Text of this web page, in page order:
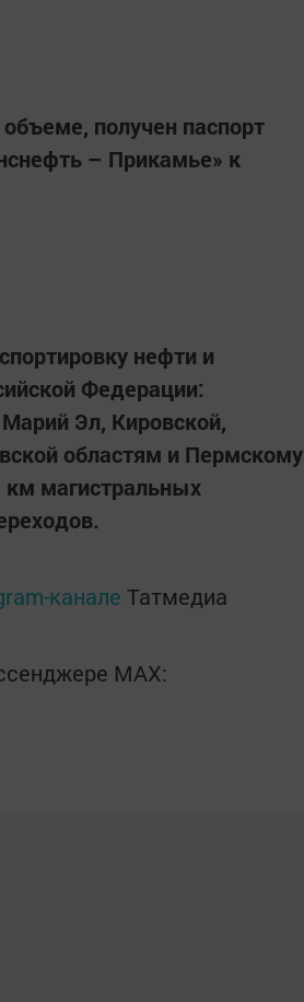
получен паспорт
– Прикамье» к
нефти и
Федерации:
Эл, Кировской,
областям и Пермскому
км магистральных
канале Татмедиа
MАХ: